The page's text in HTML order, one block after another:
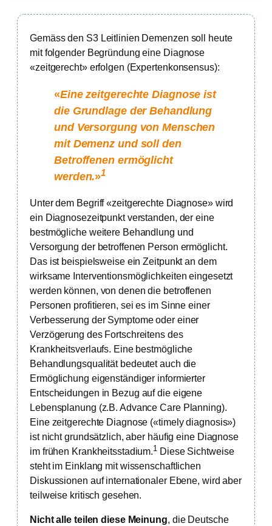
Gemäss den S3 Leitlinien Demenzen soll heute
mit folgender Begründung eine Diagnose
«zeitgerecht» erfolgen (Expertenkonsensus):
«Eine zeitgerechte Diagnose ist
die Grundlage der Behandlung
und Versorgung von Menschen
mit Demenz und soll den
Betroffenen ermöglicht
werden.»1
Unter dem Begriff «zeitgerechte Diagnose» wird
ein Diagnosezeitpunkt verstanden, der eine
bestmögliche weitere Behandlung und
Versorgung der betroffenen Person ermöglicht.
Das ist beispielsweise ein Zeitpunkt an dem
wirksame Interventionsmöglichkeiten eingesetzt
werden können, von denen die betroffenen
Personen profitieren, sei es im Sinne einer
Verbesserung der Symptome oder einer
Verzögerung des Fortschreitens des
Krankheitsverlaufs. Eine bestmögliche
Behandlungsqualität bedeutet auch die
Ermöglichung eigenständiger informierter
Entscheidungen in Bezug auf die eigene
Lebensplanung (z.B. Advance Care Planning).
Eine zeitgerechte Diagnose («timely diagnosis»)
ist nicht grundsätzlich, aber häufig eine Diagnose
im frühen Krankheitsstadium.1 Diese Sichtweise
steht im Einklang mit wissenschaftlichen
Diskussionen auf internationaler Ebene, wird aber
teilweise kritisch gesehen.
Nicht alle teilen diese Meinung, die Deutsche